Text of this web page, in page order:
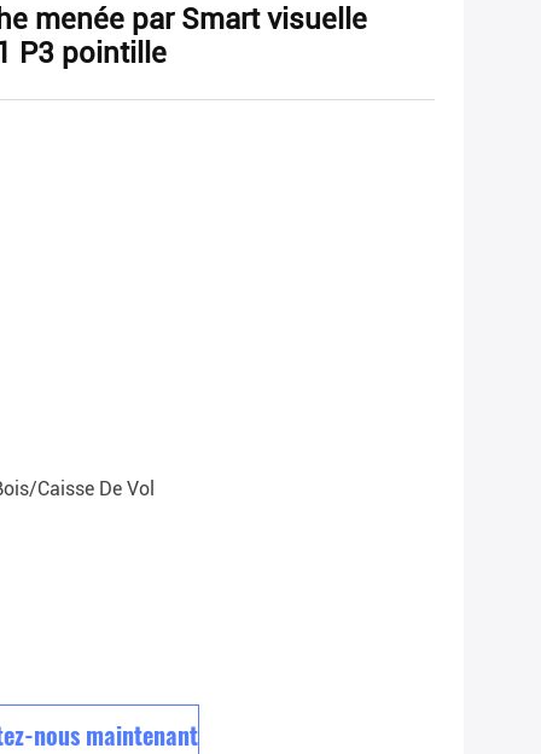
menée par Smart visuelle
P3 pointille
caisse De Vol
nous maintenant